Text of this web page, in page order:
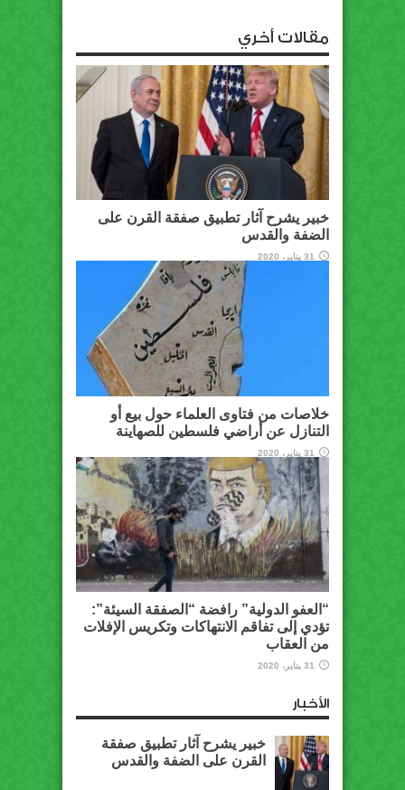
مقالات أخري
خبير يشرح آثار تطبيق صفقة القرن على
الضفة والقدس
31 يناير، 2020
خلاصات من فتاوى العلماء حول بيع أو
التنازل عن أراضي فلسطين للصهاينة
31 يناير، 2020
“العفو الدولية” رافضة “الصفقة السيئة”:
تؤدي إلى تفاقم الانتهاكات وتكريس الإفلات
من العقاب
31 يناير، 2020
الأخبار
خبير يشرح آثار تطبيق صفقة
القرن على الضفة والقدس